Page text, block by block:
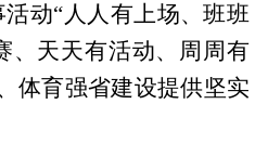
动“人人有上场、班班
、天天有活动、周周有
体育强省建设提供坚实